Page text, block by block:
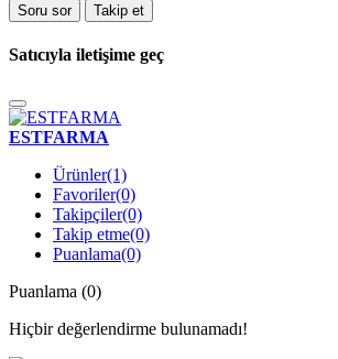
Soru sor Takip et
Satıcıyla iletişime geç
ESTFARMA
Ürünler(1)
Favoriler(0)
Takipçiler(0)
Takip etme(0)
Puanlama(0)
Puanlama (0)
Hiçbir değerlendirme bulunamadı!